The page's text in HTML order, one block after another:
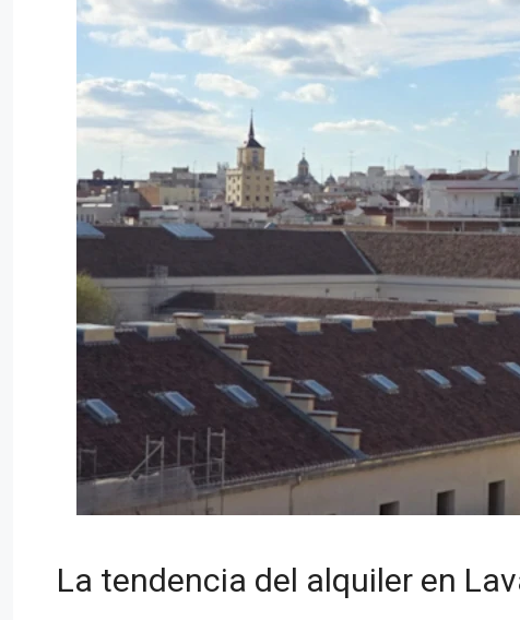
La tendencia del alquiler en